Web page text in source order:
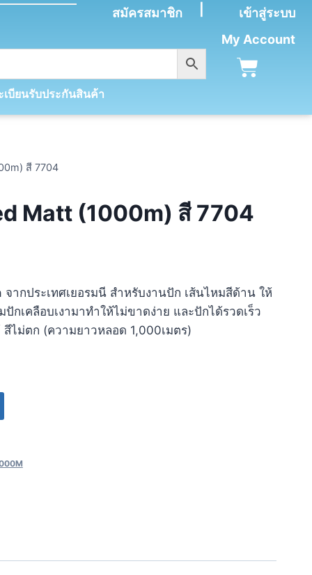
สมัครสมาชิก
เข้าสู่ระบบ
My Account
เบียนรับประกันสินค้า
สี 7704
Matt (1000m) สี 7704
ากประเทศเยอรมนี สำหรับงานปัก เส้นไหมสีด้าน ให้
กเคลือบเงามาทำให้ไม่ขาดง่าย และปักได้รวดเร็ว
ไม่ตก (ความยาวหลอด 1,000เมตร)